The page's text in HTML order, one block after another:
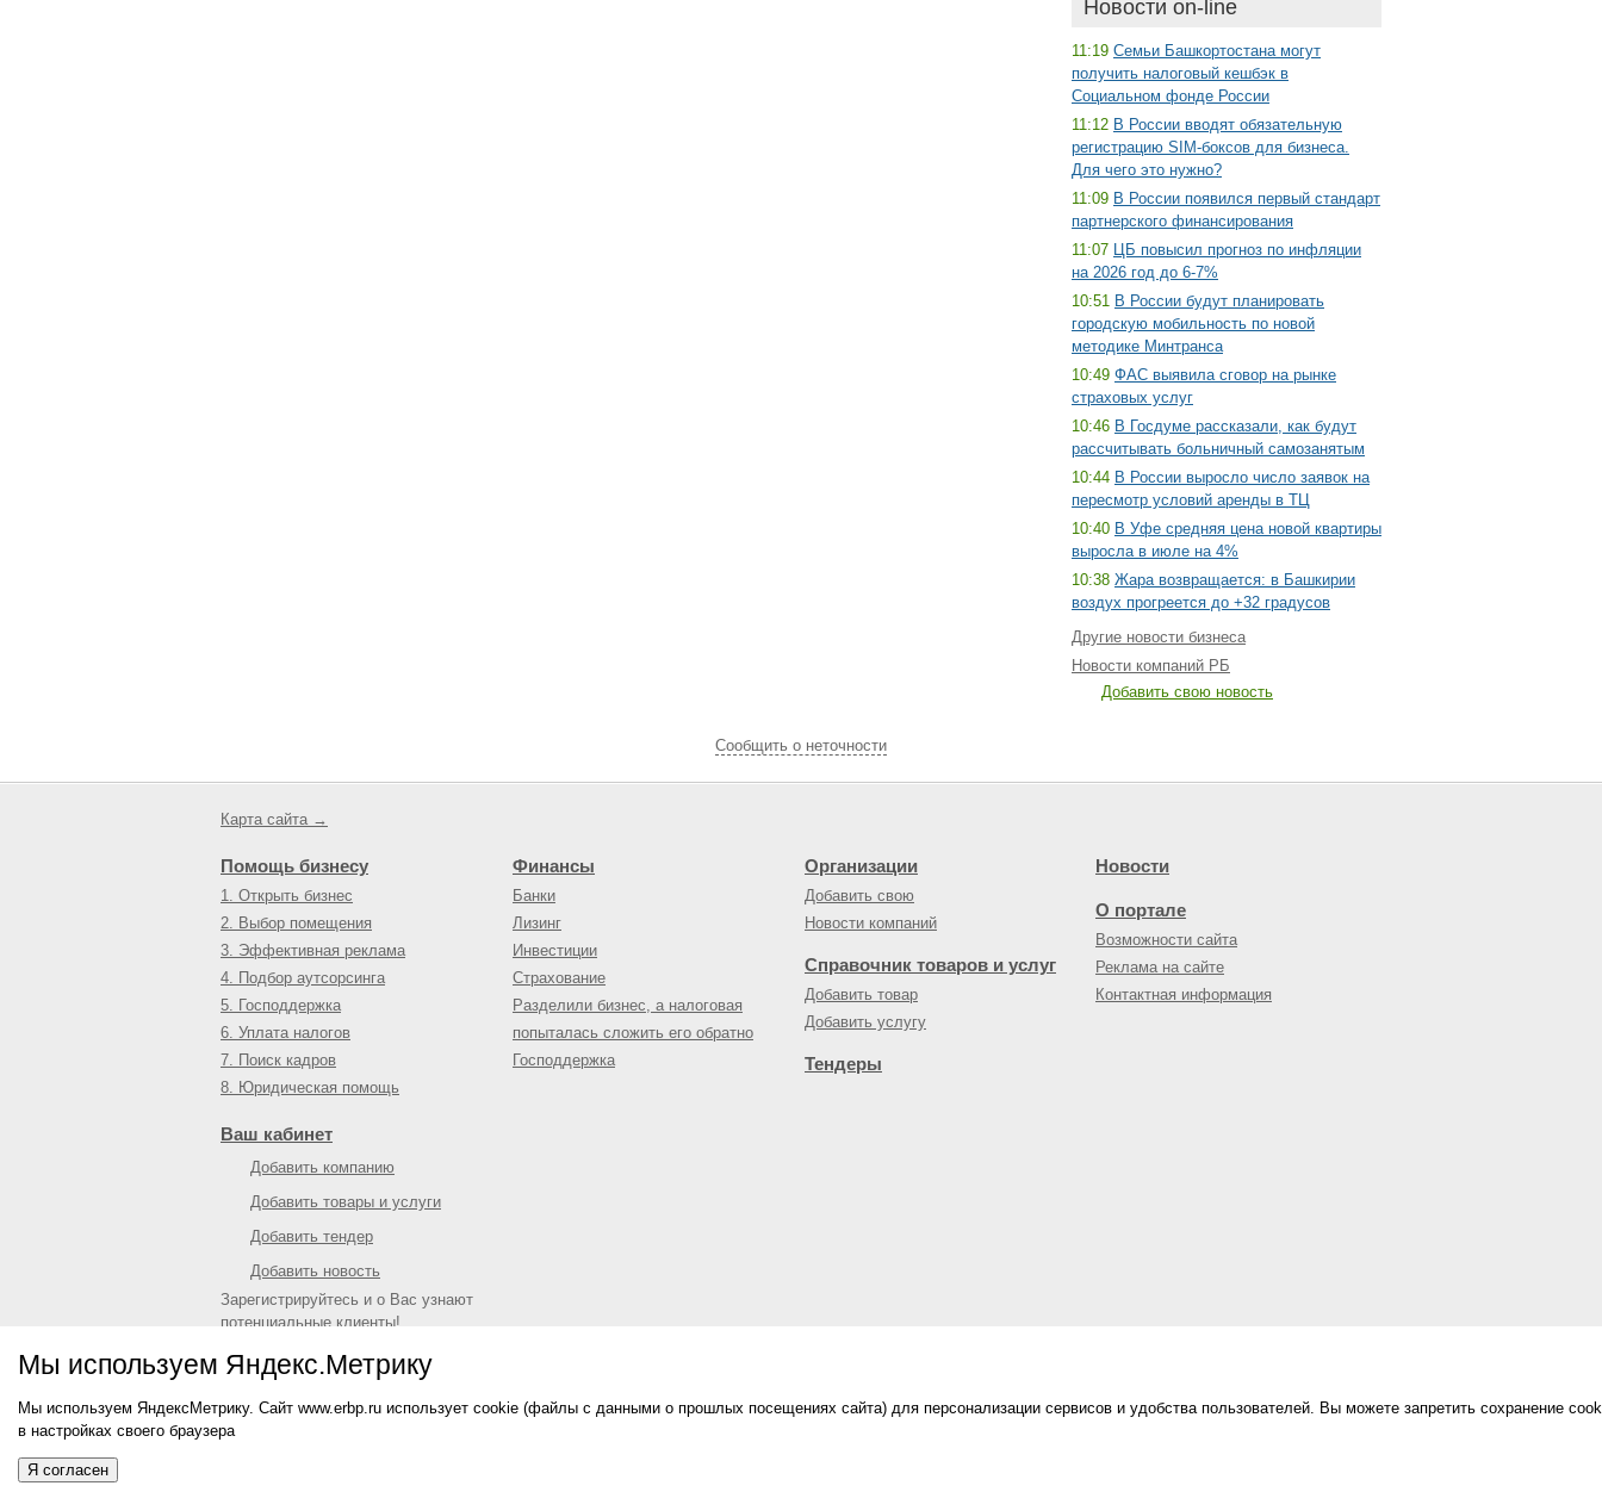
Мы используем Яндекс.Метрику
Мы используем ЯндексМетрику. Сайт www.erbp.ru использует cookie (файлы с данными о прошлых посещениях сайта) для персонализации сервисов и удобства пользователей. Вы можете запретить сохранение
в настройках своего браузера
Я согласен
Новости on-line
11:19 Семьи Башкортостана могут
получить налоговый кешбэк в
Социальном фонде России
11:12 В России вводят обязательную
регистрацию SIM-боксов для бизнеса.
Для чего это нужно?
11:09 В России появился первый стандарт
партнерского финансирования
11:07 ЦБ повысил прогноз по инфляции
на 2026 год до 6-7%
10:51 В России будут планировать
городскую мобильность по новой
методике Минтранса
10:49 ФАС выявила сговор на рынке
страховых услуг
10:46 В Госдуме рассказали, как будут
рассчитывать больничный самозанятым
10:44 В России выросло число заявок на
пересмотр условий аренды в ТЦ
10:40 В Уфе средняя цена новой квартиры
выросла в июле на 4%
10:38 Жара возвращается: в Башкирии
воздух прогреется до +32 градусов
Другие новости бизнеса
Новости компаний РБ
Добавить свою новость
Cообщить о неточности
Карта сайта →
Помощь бизнесу
1. Открыть бизнес
2. Выбор помещения
3. Эффективная реклама
4. Подбор аутсорсинга
5. Господдержка
6. Уплата налогов
7. Поиск кадров
8. Юридическая помощь
Финансы
Банки
Лизинг
Инвестиции
Страхование
Разделили бизнес, а налоговая
попыталась сложить его обратно
Господдержка
Организации
Добавить свою
Новости компаний
Справочник товаров и услуг
Добавить товар
Добавить услугу
Тендеры
Новости
О портале
Возможности сайта
Реклама на сайте
Контактная информация
Ваш кабинет
Добавить компанию
Добавить товары и услуги
Добавить тендер
Добавить новость
Зарегистрируйтесь и о Вас узнают
потенциальные клиенты!
© 2009—2026Единый республиканский бизнес-портал
О портале